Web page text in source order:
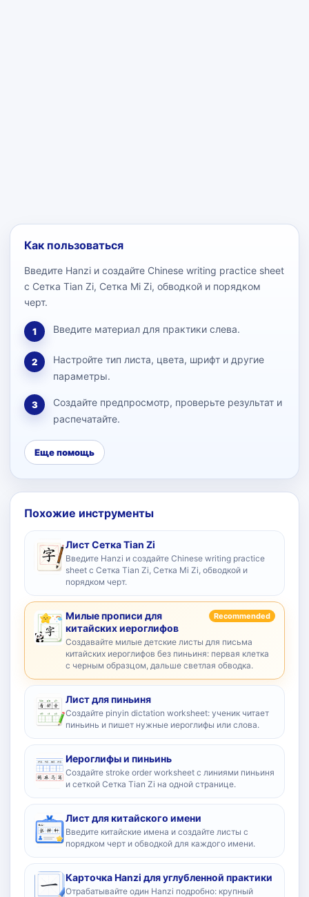
Как пользоваться
Введите Hanzi и создайте Chinese writing practice sheet
с Сетка Tian Zi, Сетка Mi Zi, обводкой и порядком
черт.
1 Введите материал для практики слева.
2
Настройте тип листа, цвета, шрифт и другие
параметры.
3
Создайте предпросмотр, проверьте результат и
распечатайте.
Еще помощь
Похожие инструменты
Лист Сетка Tian Zi
Введите Hanzi и создайте Chinese writing practice
sheet с Сетка Tian Zi, Сетка Mi Zi, обводкой и
порядком черт.
Милые прописи для
китайских иероглифов
Recommended
Создавайте милые детские листы для письма
китайских иероглифов без пиньиня: первая клетка
с черным образцом, дальше светлая обводка.
Лист для пиньиня
Создайте pinyin dictation worksheet: ученик читает
пиньинь и пишет нужные иероглифы или слова.
Иероглифы и пиньинь
Создайте stroke order worksheet с линиями пиньиня
и сеткой Сетка Tian Zi на одной странице.
Лист для китайского имени
Введите китайские имена и создайте листы с
порядком черт и обводкой для каждого имени.
Карточка Hanzi для углубленной практики
Отрабатывайте один Hanzi подробно: крупный